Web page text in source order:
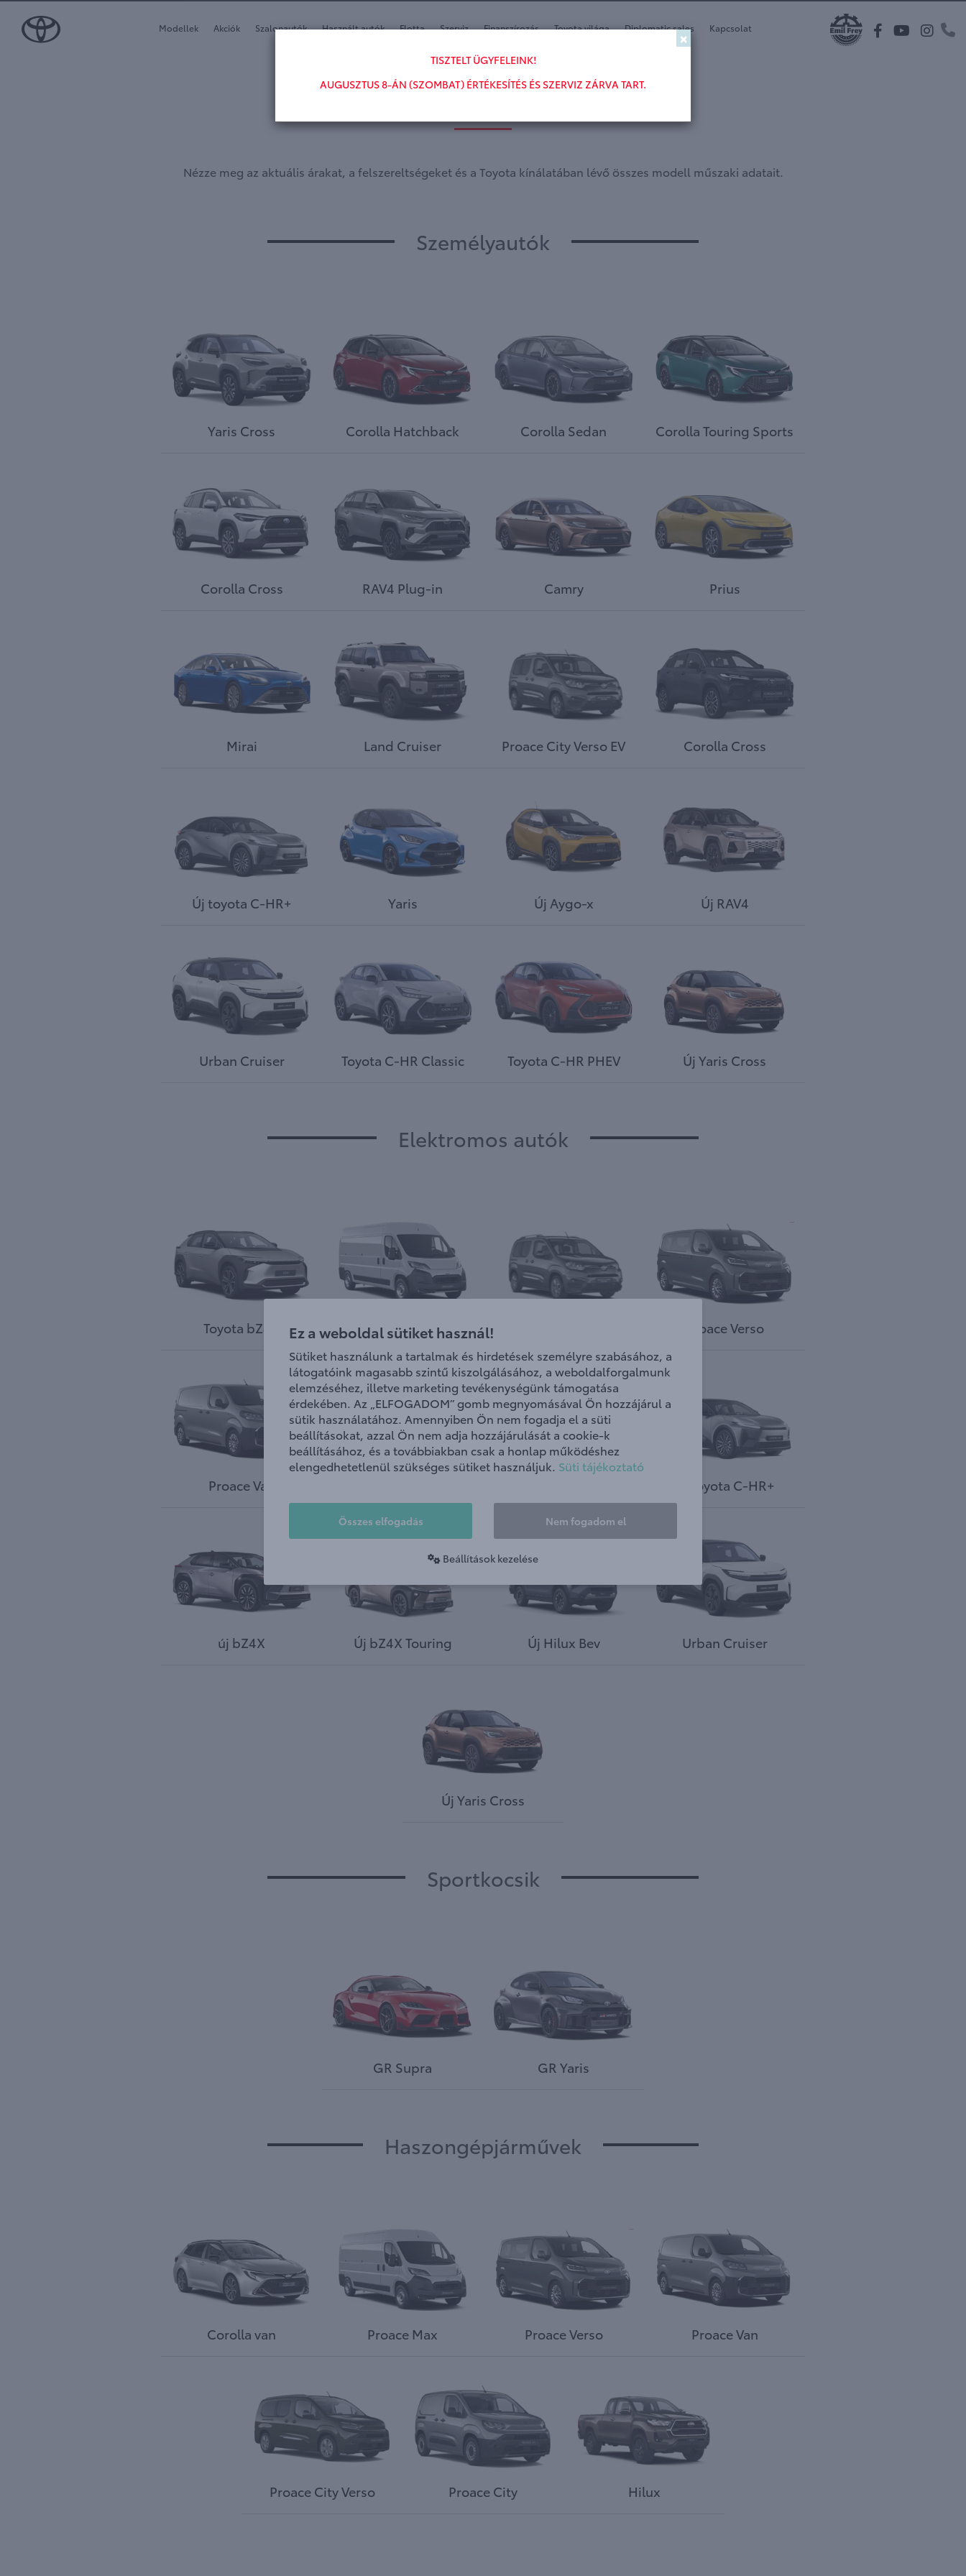
Modellek Akciók Szalonautók Használt autók Flotta Szerviz Finanszírozás Toyota világa Diplomatic sales Kapcsolat
MODELLEK
Nézze meg az aktuális árakat, a felszereltségeket és a Toyota kínálatában lévő összes modell műszaki adatait.
Személyautók
Yaris Cross Corolla Hatchback Corolla Sedan Corolla Touring Sports
Corolla Cross RAV4 Plug-in Camry Prius
Mirai Land Cruiser Proace City Verso EV Corolla Cross
Új toyota C-HR+ Yaris Új Aygo-x Új RAV4
Urban Cruiser Toyota C-HR Classic Toyota C-HR PHEV Új Yaris Cross
Elektromos autók
Toyota bZ4X Proace Max Proace Verso
Proace Van Új toyota C-HR+
új bZ4X Új bZ4X Touring Új Hilux Bev Urban Cruiser
Új Yaris Cross
Sportkocsik
GR Supra GR Yaris
Haszongépjárművek
Corolla van Proace Max Proace Verso Proace Van
Proace City Verso Proace City Hilux
×
TISZTELT ÜGYFELEINK!
AUGUSZTUS 8-ÁN (SZOMBAT) ÉRTÉKESÍTÉS ÉS SZERVIZ ZÁRVA TART.
Ez a weboldal sütiket használ!
Sütiket használunk a tartalmak és hirdetések személyre szabásához, a
látogatóink magasabb szintű kiszolgálásához, a weboldalforgalmunk
elemzéséhez, illetve marketing tevékenységünk támogatása
érdekében. Az „ELFOGADOM” gomb megnyomásával Ön hozzájárul a
sütik használatához. Amennyiben Ön nem fogadja el a süti
beállításokat, azzal Ön nem adja hozzájárulását a cookie-k
beállításához, és a továbbiakban csak a honlap működéshez
elengedhetetlenül szükséges sütiket használjuk. Süti tájékoztató
Összes elfogadás Nem fogadom el
Beállítások kezelése